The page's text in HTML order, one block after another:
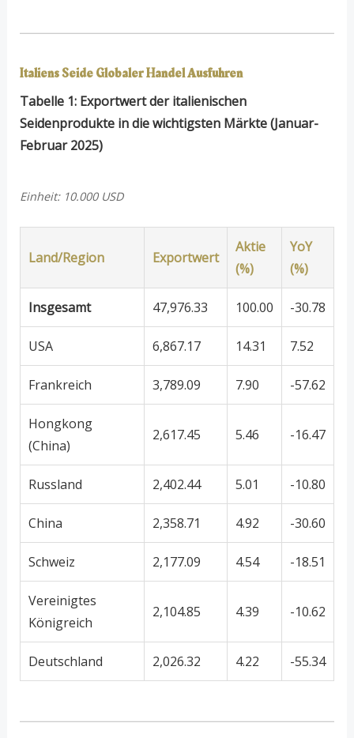
Italiens Seide Globaler HandelAusfuhren
Tabelle 1: Exportwert der italienischen
Seidenprodukte in die wichtigsten Märkte (Januar-
Februar 2025)
Einheit: 10.000 USD
Land/Region Exportwert
Aktie
(%)
YoY
(%)
Insgesamt 47,976.33 100.00 -30.78
USA 6,867.17 14.31 7.52
Frankreich 3,789.09 7.90 -57.62
Hongkong
(China)
2,617.45 5.46 -16.47
Russland 2,402.44 5.01 -10.80
China 2,358.71 4.92 -30.60
Schweiz 2,177.09 4.54 -18.51
Vereinigtes
Königreich
2,104.85 4.39 -10.62
Deutschland 2,026.32 4.22 -55.34